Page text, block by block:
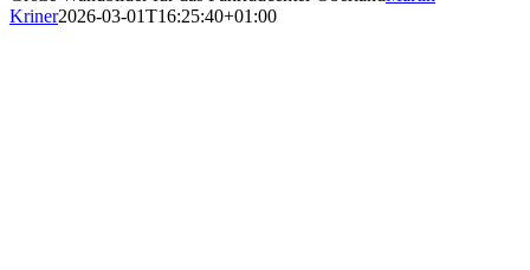
Kriner2026-03-01T16:25:40+01:00